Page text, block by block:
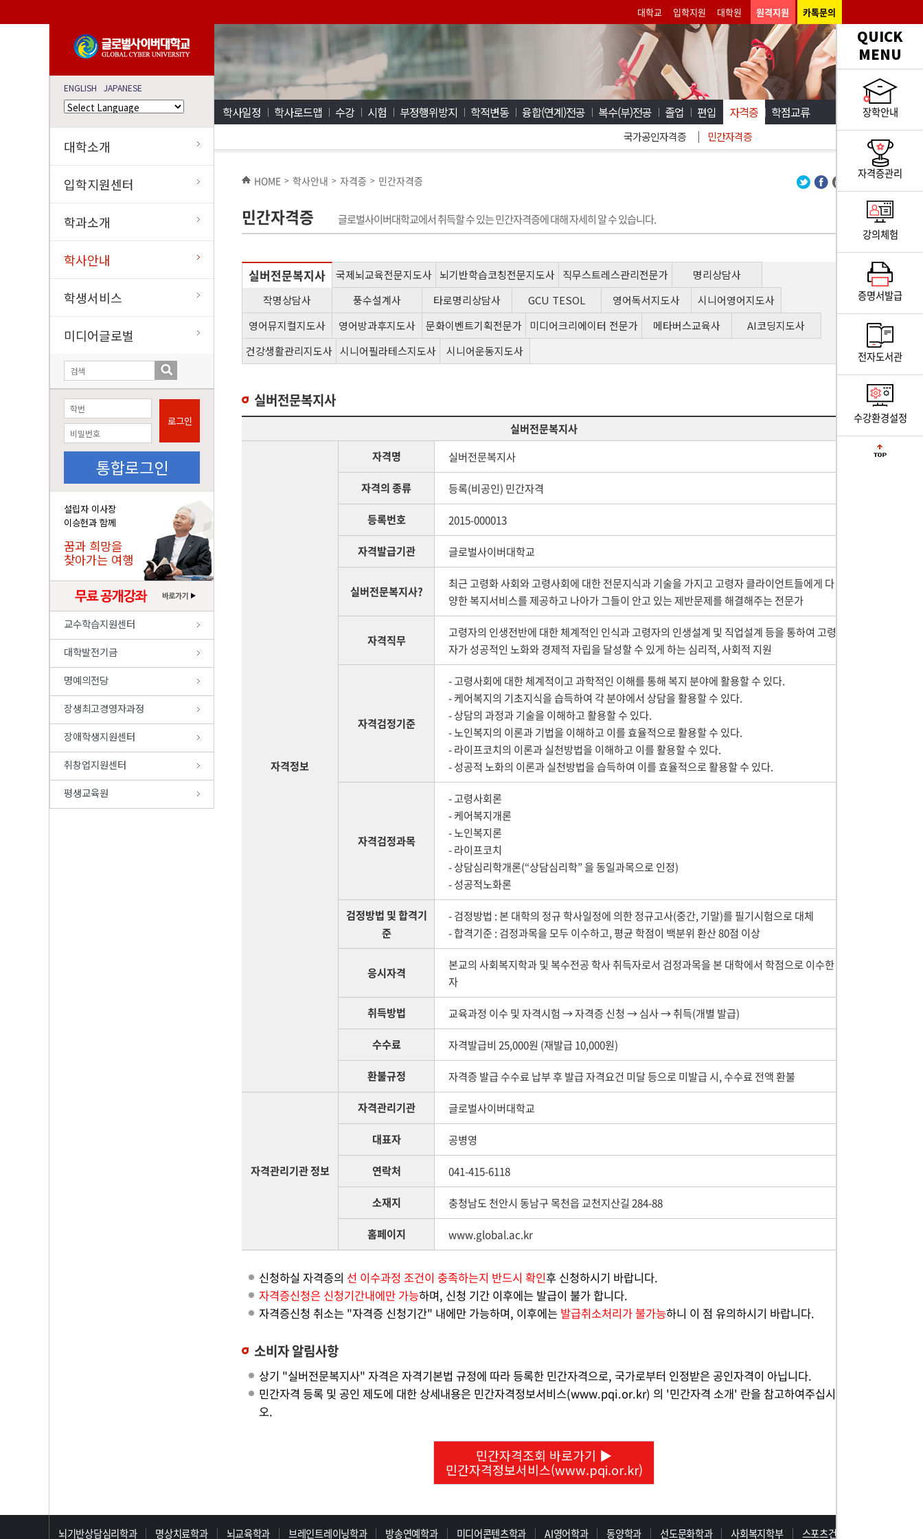
대학교 입학지원 대학원 원격지원 카톡문의
ENGLISH JAPANESE
대학소개
입학지원센터
학과소개
학사안내
학생서비스
미디어글로벌
로그인
통합로그인
설립자 이사장
이승헌과 함께
꿈과 희망을
찾아가는 여행
교수학습지원센터
대학발전기금
명예의전당
장생최고경영자과정
장애학생지원센터
취창업지원센터
평생교육원
학사일정 학사로드맵 수강 시험 부정행위방지 학적변동 융합(연계)전공 복수(부)전공 졸업 편입 자격증
국가공인자격증 민간자격증
학점교류
HOME > 학사안내 > 자격증 > 민간자격증
민간자격증 글로벌사이버대학교에서 취득할 수 있는 민간자격증에 대해 자세히 알 수 있습니다.
실버전문복지사 국제뇌교육전문지도사 뇌기반학습코칭전문지도사 직무스트레스관리전문가
명리상담사
작명상담사
풍수설계사 타로명리상담사 GCU TESOL 영어독서지도사
시니어영어지도사
영어뮤지컬지도사
영어방과후지도사 문화이벤트기획전문가 미디어크리에이터 전문가 메타버스교육사
AI코딩지도사
건강생활관리지도사 시니어필라테스지도사 시니어운동지도사
실버전문복지사
실버전문복지사
자격정보
자격명
실버전문복지사
자격의 종류
등록(비공인) 민간자격
등록번호
2015-000013
자격발급기관
글로벌사이버대학교
실버전문복지사?
최근 고령화 사회와 고령사회에 대한 전문지식과 기술을 가지고 고령자 클라이언트들에게 다
양한 복지서비스를 제공하고 나아가 그들이 안고 있는 제반문제를 해결해주는 전문가
자격직무
고령자의 인생전반에 대한 체계적인 인식과 고령자의 인생설계 및 직업설계 등을 통하여 고령
자가 성공적인 노화와 경제적 자립을 달성할 수 있게 하는 심리적, 사회적 지원
자격검정기준
- 고령사회에 대한 체계적이고 과학적인 이해를 통해 복지 분야에 활용할 수 있다.
- 케어복지의 기초지식을 습득하여 각 분야에서 상담을 활용할 수 있다.
- 상담의 과정과 기술을 이해하고 활용할 수 있다.
- 노인복지의 이론과 기법을 이해하고 이를 효율적으로 활용할 수 있다.
- 라이프코치의 이론과 실천방법을 이해하고 이를 활용할 수 있다.
- 성공적 노화의 이론과 실천방법을 습득하여 이를 효율적으로 활용할 수 있다.
자격검정과목
- 고령사회론
- 케어복지개론
- 노인복지론
- 라이프코치
- 상담심리학개론(“상담심리학” 을 동일과목으로 인정)
- 성공적노화론
검정방법 및 합격기
준
- 검정방법 : 본 대학의 정규 학사일정에 의한 정규고사(중간, 기말)를 필기시험으로 대체
- 합격기준 : 검정과목을 모두 이수하고, 평균 학점이 백분위 환산 80점 이상
응시자격
본교의 사회복지학과 및 복수전공 학사 취득자로서 검정과목을 본 대학에서 학점으로 이수한
자
취득방법
교육과정 이수 및 자격시험 → 자격증 신청 → 심사 → 취득(개별 발급)
수수료
자격발급비 25,000원 (재발급 10,000원)
환불규정
자격증 발급 수수료 납부 후 발급 자격요건 미달 등으로 미발급 시, 수수료 전액 환불
자격관리기관 정보
자격관리기관
글로벌사이버대학교
대표자
공병영
연락처
041-415-6118
소재지
충청남도 천안시 동남구 목천읍 교천지산길 284-88
홈페이지
www.global.ac.kr
신청하실 자격증의 선 이수과정 조건이 충족하는지 반드시 확인후 신청하시기 바랍니다.
자격증신청은 신청기간내에만 가능하며, 신청 기간 이후에는 발급이 불가 합니다.
자격증신청 취소는 "자격증 신청기간" 내에만 가능하며, 이후에는 발급취소처리가 불가능하니 이 점 유의하시기 바랍니다.
소비자 알림사항
상기 "실버전문복지사" 자격은 자격기본법 규정에 따라 등록한 민간자격으로, 국가로부터 인정받은 공인자격이 아닙니다.
민간자격 등록 및 공인 제도에 대한 상세내용은 민간자격정보서비스(www.pqi.or.kr) 의 '민간자격 소개' 란을 참고하여주십시
오.
민간자격조회 바로가기 ▶
민간자격정보서비스(www.pqi.or.kr)
QUICK
MENU
장학안내
자격증관리
강의체험
증명서발급
전자도서관
수강환경설정
뇌기반상담심리학과 명상치료학과 뇌교육학과 브레인트레이닝학과 방송연예학과 미디어콘텐츠학과 AI영어학과 동양학과 선도문화학과 사회복지학부 스포츠건강학부